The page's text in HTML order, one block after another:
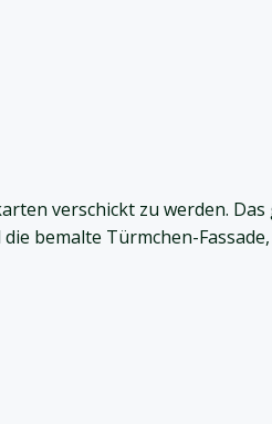
verschickt zu werden.
bemalte Türmchen-